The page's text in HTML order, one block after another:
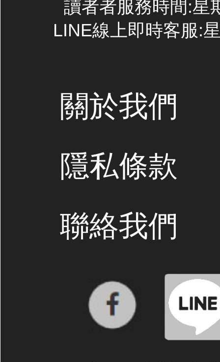
讀者者服務時間:星
LINE線上即時客服:
關於我們
隱私條款
聯絡我們